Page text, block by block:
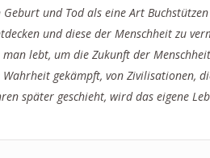
und Tod als eine Art
und diese der Menschheit zu
lebt, um die Zukunft der
gekämpft, von Zivilisationen,
später geschieht, wird das eigene